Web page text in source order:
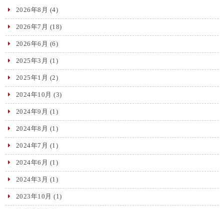
2026年8月 (4)
2026年7月 (18)
2026年6月 (6)
2025年3月 (1)
2025年1月 (2)
2024年10月 (3)
2024年9月 (1)
2024年8月 (1)
2024年7月 (1)
2024年6月 (1)
2024年3月 (1)
2023年10月 (1)